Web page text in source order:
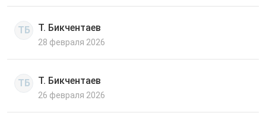
ТБ Т. Бикчентаев
28 февраля 2026
ТБ Т. Бикчентаев
26 февраля 2026